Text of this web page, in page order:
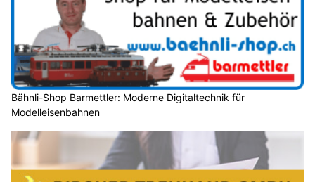
Bähnli-Shop Barmettler: Moderne Digitaltechnik für
Modelleisenbahnen